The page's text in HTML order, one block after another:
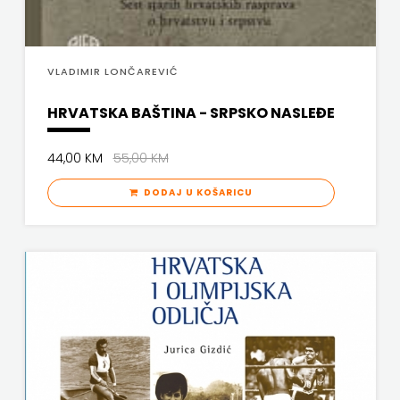
grupa
TERAPIJA,
UDRUGA
VLADIMIR LONČAREVIĆ
HRVATSKA BAŠTINA - SRPSKO NASLEĐE
44,00 KM55,00 KM
DODAJ U KOŠARICU